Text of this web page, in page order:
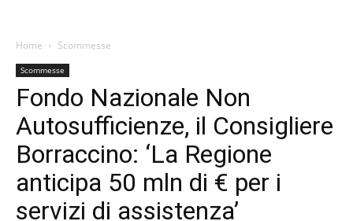
Home Scommesse
Scommesse
Fondo Nazionale Non
Autosufficienze, il Consigliere
Borraccino: ‘La Regione
anticipa 50 mln di € per i
servizi di assistenza’